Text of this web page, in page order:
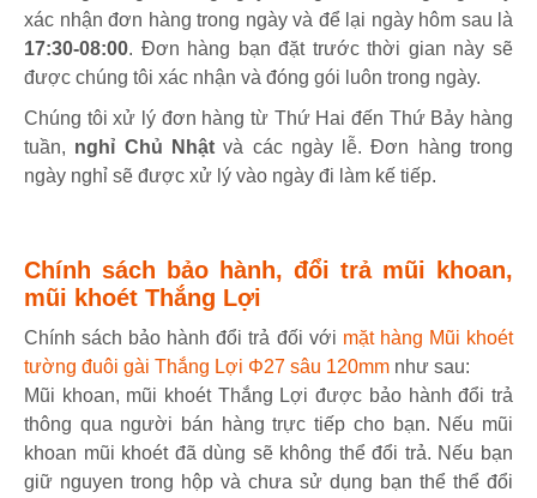
xác nhận đơn hàng trong ngày và để lại ngày hôm sau là
17:30-08:00. Đơn hàng bạn đặt trước thời gian này sẽ
được chúng tôi xác nhận và đóng gói luôn trong ngày.
Chúng tôi xử lý đơn hàng từ Thứ Hai đến Thứ Bảy hàng
tuần, nghỉ Chủ Nhậtvà các ngày lễ. Đơn hàng trong
ngày nghỉ sẽ được xử lý vào ngày đi làm kế tiếp.
Chính sách bảo hành, đổi trả mũi khoan,
mũi khoét Thắng Lợi
Chính sách bảo hành đổi trả đối với mặt hàng Mũi khoét
tường đuôi gài Thắng Lợi Φ27 sâu 120mm như sau:
Mũi khoan, mũi khoét Thắng Lợi được bảo hành đổi trả
thông qua người bán hàng trực tiếp cho bạn. Nếu mũi
khoan mũi khoét đã dùng sẽ không thể đổi trả. Nếu bạn
giữ nguyen trong hộp và chưa sử dụng bạn thể thể đổi